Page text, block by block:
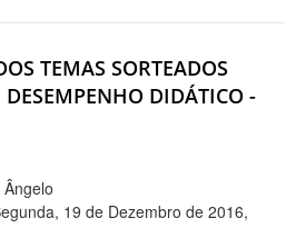
TEMAS SORTEADOS
DESEMPENHO DIDÁTICO -
19 de Dezembro de 2016,